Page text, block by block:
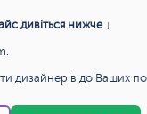
дивіться нижче ↓
дизайнерів до Ваших